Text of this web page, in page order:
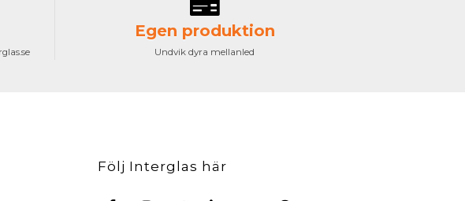
Egen produktion
Undvik dyra mellanled
Följ Interglas här